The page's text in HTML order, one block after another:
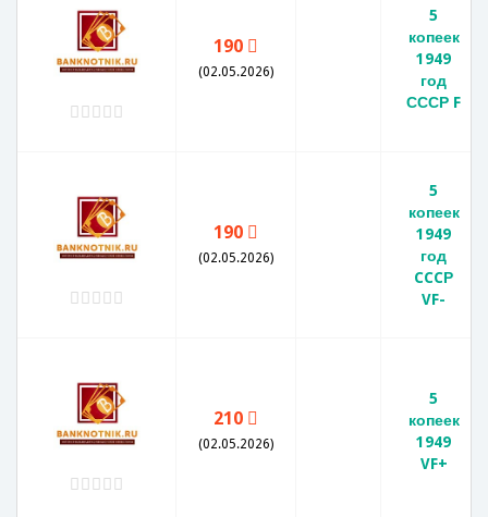
190
(02.05.2026)
5
копеек
1949
год
СССР F
190
(02.05.2026)
5
копеек
1949
год
CCCР
VF-
210
(02.05.2026)
5
копеек
1949
VF+